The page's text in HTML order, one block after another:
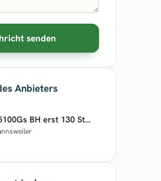
senden
Anbieters
Deutz 5100Gs BH erst 130 Stunden